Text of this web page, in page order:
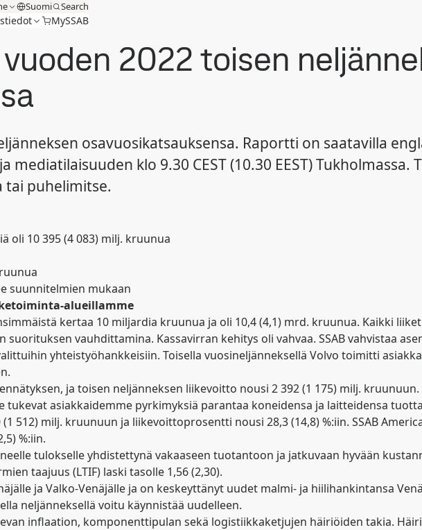
Suomi Search
MySSAB
2022 toisen
osavuosikatsauksensa. Raportti on saatavilla
mediatilaisuuden klo 9.30 CEST (10.30 EEST) Tukholmassa.
tai puhelimitse.
oli 10 395 (4 083) milj. kruunua
suunnitelmien mukaan
alueillamme
kertaa 10 miljardia kruunua ja oli 10,4 (4,1) mrd. kruunua. Kaikki
vauhdittamina. Kassavirran kehitys oli vahvaa. SSAB vahvistaa
yhteistyöhankkeisiin. Toisella vuosineljänneksellä Volvo toimitti
ja toisen neljänneksen liikevoitto nousi 2 392 (1 175) milj.
tukevat asiakkaidemme pyrkimyksiä parantaa koneidensa ja laitteidensa
512) milj. kruunuun ja liikevoittoprosentti nousi 28,3 (14,8) %:iin. SSAB
%:iin.
tulokselle yhdistettynä vakaaseen tuotantoon ja jatkuvaan hyvään
taajuus (LTIF) laski tasolle 1,56 (2,30).
ja Valko-Venäjälle ja on keskeyttänyt uudet malmi- ja hiilihankintansa
neljänneksellä voitu käynnistää uudelleen.
inflaation, komponenttipulan sekä logistiikkaketjujen häiriöiden takia.